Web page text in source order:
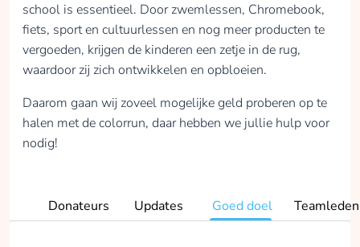
school is essentieel. Door zwemlessen, Chromebook,
fiets, sport en cultuurlessen en nog meer producten te
vergoeden, krijgen de kinderen een zetje in de rug,
waardoor zij zich ontwikkelen en opbloeien.
Daarom gaan wij zoveel mogelijke geld proberen op te
halen met de colorrun, daar hebben we jullie hulp voor
nodig!
Donateurs Updates Goed doel Teamleden